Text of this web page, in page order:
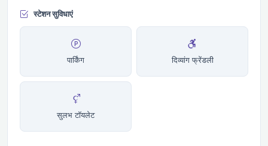
स्टेशन सुविधाएं
पार्किंग दिव्यांग फ्रेंडली
सुलभ टॉयलेट